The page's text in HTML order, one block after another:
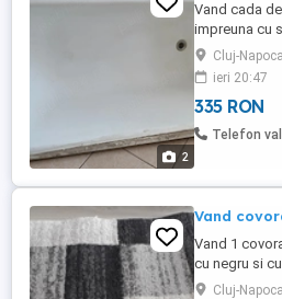
2
Vand cada
impreuna cu
dimensiunea
facut la
este vopsit in
poate vedea
Cluj-
ieri 20:47
335 RON
Telefon
Vand
Vand 1
cu negru si
50 cm ,.Stare
Cluj-